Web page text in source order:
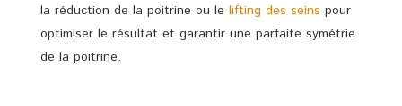
la réduction de la poitrine ou le lifting des seins pour
optimiser le résultat et garantir une parfaite symétrie
de la poitrine.